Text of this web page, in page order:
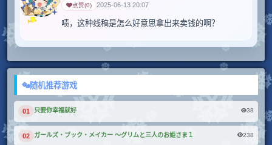
点赞(0) 2025-06-13 20:07
啧，这种线稿是怎么好意思拿出来卖钱的啊？
随机推荐游戏
01 只要你幸福就好 38
02 ガールズ・ブック・メイカー ～グリムと三人のお姫さま１ 238